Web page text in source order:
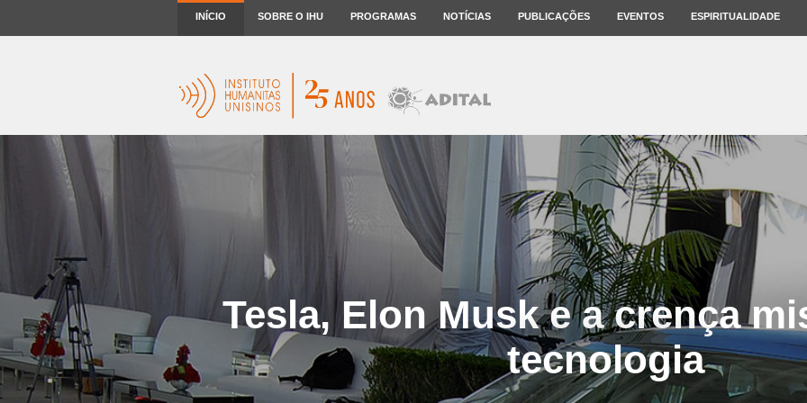
INÍCIO SOBRE O IHU PROGRAMAS NOTÍCIAS PUBLICAÇÕES EVENTOS ESPIRITUALIDADE
Tesla, Elon Musk e a crença
tecnologia